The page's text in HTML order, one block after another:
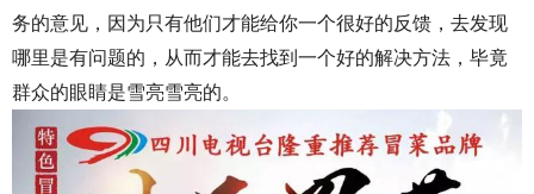
务的意见，因为只有他们才能给你一个很好的反馈，去发现
哪里是有问题的，从而才能去找到一个好的解决方法，毕竟
群众的眼睛是雪亮雪亮的。